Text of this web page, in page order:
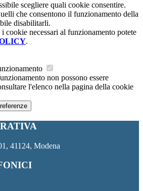
scegliere quali cookie consentire.
che consentono il funzionamento della
disabilitarli.
cookie necessari al funzionamento potete
.
non possono essere
l'elenco nella pagina della cookie
41124, Modena